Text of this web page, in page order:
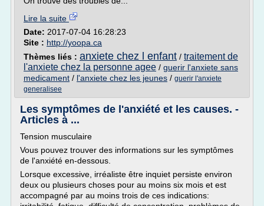
Lire la suite
Date: 2017-07-04 16:28:23
Site : http://yoopa.ca
Thèmes liés : anxiete chez l enfant / traitement de
l'anxiete chez la personne agee / guerir l'anxiete sans
medicament / l'anxiete chez les jeunes / guerir l'anxiete
generalisee
Les symptômes de l'anxiété et les causes. -
Articles à ...
Tension musculaire
Vous pouvez trouver des informations sur les symptômes
de l'anxiété en-dessous.
Lorsque excessive, irréaliste être inquiet persiste environ
deux ou plusieurs choses pour au moins six mois et est
accompagné par au moins trois de ces indications: